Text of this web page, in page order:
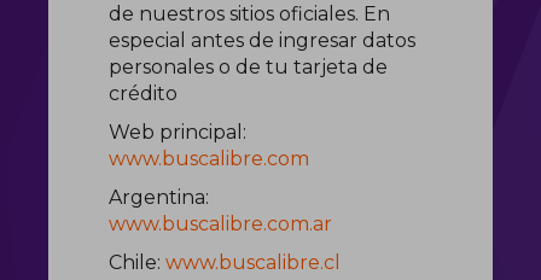
de nuestros sitios oficiales. En
especial antes de ingresar datos
personales o de tu tarjeta de
crédito
Web principal:
www.buscalibre.com
Argentina:
www.buscalibre.com.ar
Chile: www.buscalibre.cl